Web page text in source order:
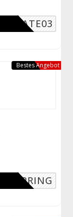
ILIATE03
SPRING
Bestes Angebot